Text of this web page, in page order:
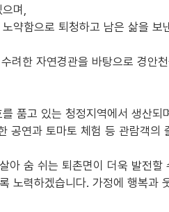
며,
약함으로 퇴청하고 남은 삶을
려한 자연경관을 바탕으로 경안
품고 있는 청정지역에서 생산
공연과 토마토 체험 등 관람객
아 숨 쉬는 퇴촌면이 더욱 발전
노력하겠습니다. 가정에 행복과